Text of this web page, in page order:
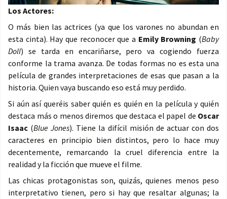
Los Actores:
O más bien las actrices (ya que los varones no abundan en
esta cinta). Hay que reconocer que a Emily Browning (Baby
Doll) se tarda en encariñarse, pero va cogiendo fuerza
conforme la trama avanza. De todas formas no es esta una
película de grandes interpretaciones de esas que pasan a la
historia. Quien vaya buscando eso está muy perdido.
Si aún así queréis saber quién es quién en la película y quién
destaca más o menos diremos que destaca el papel de Oscar
Isaac (Blue Jones). Tiene la difícil misión de actuar con dos
caracteres en principio bien distintos, pero lo hace muy
decentemente, remarcando la cruel diferencia entre la
realidad y la ficción que mueve el filme.
Las chicas protagonistas son, quizás, quienes menos peso
interpretativo tienen, pero si hay que resaltar algunas; la